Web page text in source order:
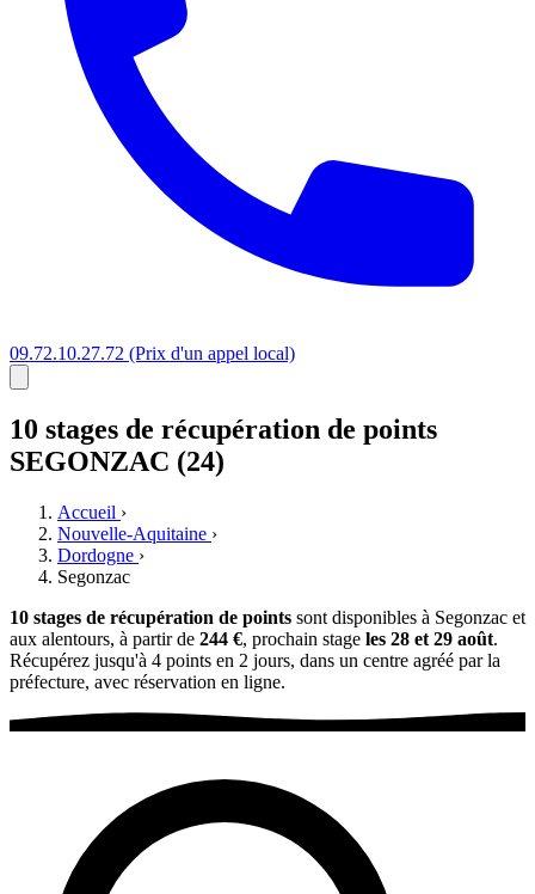
09.72.10.27.72 (Prix d'un appel local)
10 stages de récupération de points
SEGONZAC (24)
Accueil ›
Nouvelle-Aquitaine ›
Dordogne ›
Segonzac
10 stages de récupération de points sont disponibles à Segonzac et
aux alentours, à partir de 244 €, prochain stage les 28 et 29 août.
Récupérez jusqu'à 4 points en 2 jours, dans un centre agréé par la
préfecture, avec réservation en ligne.